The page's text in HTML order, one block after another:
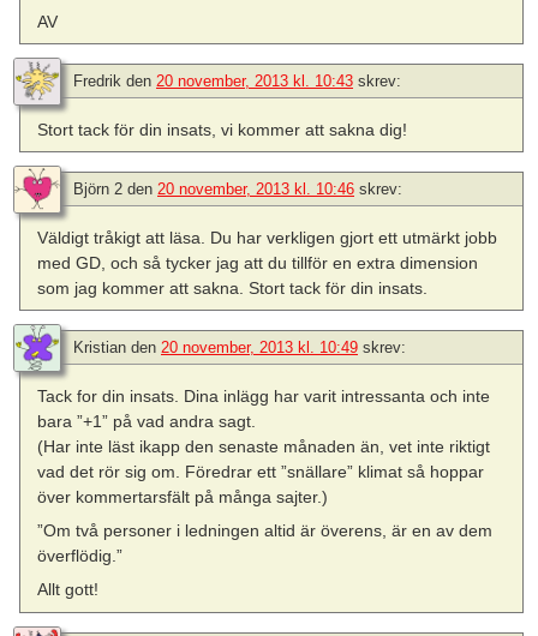
AV
Fredrik den 20 november, 2013 kl. 10:43 skrev:
Stort tack för din insats, vi kommer att sakna dig!
Björn 2 den 20 november, 2013 kl. 10:46 skrev:
Väldigt tråkigt att läsa. Du har verkligen gjort ett utmärkt jobb
med GD, och så tycker jag att du tillför en extra dimension
som jag kommer att sakna. Stort tack för din insats.
Kristian den 20 november, 2013 kl. 10:49 skrev:
Tack for din insats. Dina inlägg har varit intressanta och inte
bara ”+1” på vad andra sagt.
(Har inte läst ikapp den senaste månaden än, vet inte riktigt
vad det rör sig om. Föredrar ett ”snällare” klimat så hoppar
över kommertarsfält på många sajter.)
”Om två personer i ledningen altid är överens, är en av dem
överflödig.”
Allt gott!